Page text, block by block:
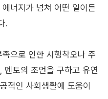
너지가 넘쳐 어떤 일이든
.
으로 인한 시행착오나 주
멘토의 조언을 구하고 유연
적인 사회생활에 도움이